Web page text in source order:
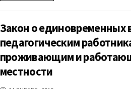
родителями
(законными
представителями)
в
части
организации
предоставления
единовременных
выплат
педагогическим
проживающим
и
Закон о единовременных
педагогическим
проживающим и
местности